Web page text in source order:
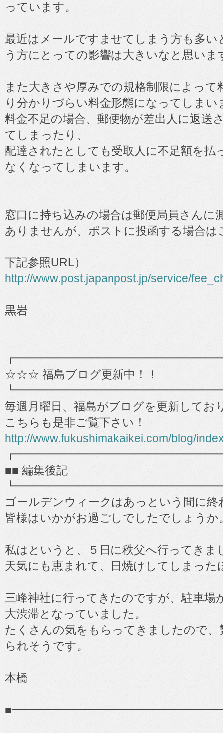
っています。
最近はメールですませてしまう方も多い
う方にとっての影響は大きいなと思いま
また大きさや厚みでの規格制限によっ
り分かりづらい料金形態になってしまい
料金不足の場合、郵便物が差出人に返送
てしまったり、
配達されたとしても受取人に不足額を払
なくなってしまいます。
窓口に持ち込みの場合は郵便局員さんに
ありませんが、ポストに投函する場合は
下記参照URL）
http://www.post.japanpost.jp/service/
黒岩
☆☆☆ 福島ブログ更新中！！
毎週月曜日、福島がブログを更新してお
こちらも是非ご覧下さい！
http://www.fukushimakaikei.com/blog/
■■ 編集後記
ゴールデンウィークはあっという間に
皆様はいかがお過ごしでしたでしょうか
私はというと、５日に秩父へ行ってきま
天気にも恵まれて、日焼けしてしまった
三峰神社に行ってきたのですが、駐車場
大渋滞となっていました。
たくさんの気をもらってきましたので、
られそうです。
本橋